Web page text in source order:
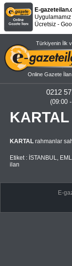
E-
Uygulamamız
Ücretsiz -
Türkiyenin İlk
Online Gazete
0212
(09:00
KARTAL
KARTAL rahmanlar
Etiket : İSTANBUL,
ilan
E-